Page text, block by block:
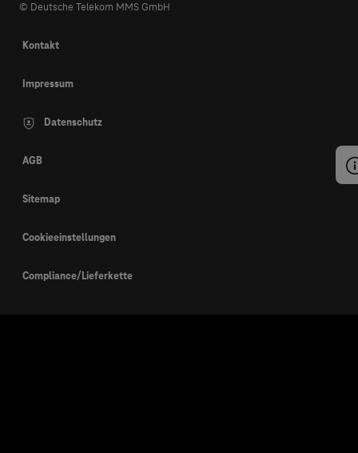
© Deutsche Telekom MMS GmbH
Kontakt
Impressum
Datenschutz
AGB
Sitemap
Cookieeinstellungen
Compliance/Lieferkette